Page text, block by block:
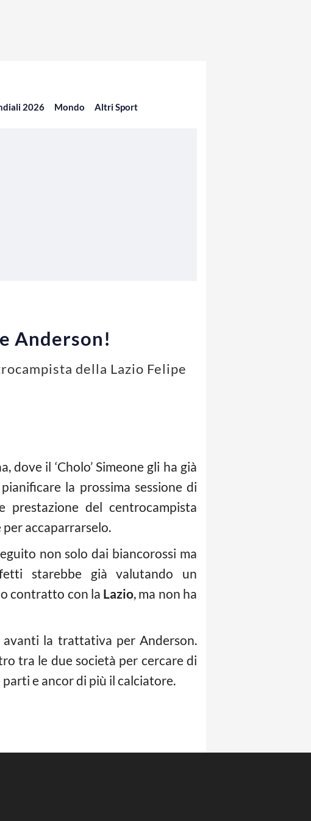
2026 Mondo Altri Sport
Anderson!
della Lazio Felipe
il ‘Cholo’ Simeone gli ha già
la prossima sessione di
prestazione del centrocampista
accaparrarselo.
non solo dai biancorossi ma
starebbe già valutando un
contratto con la Lazio, ma non ha
la trattativa per Anderson.
tra le due società per cercare di
e ancor di più il calciatore.